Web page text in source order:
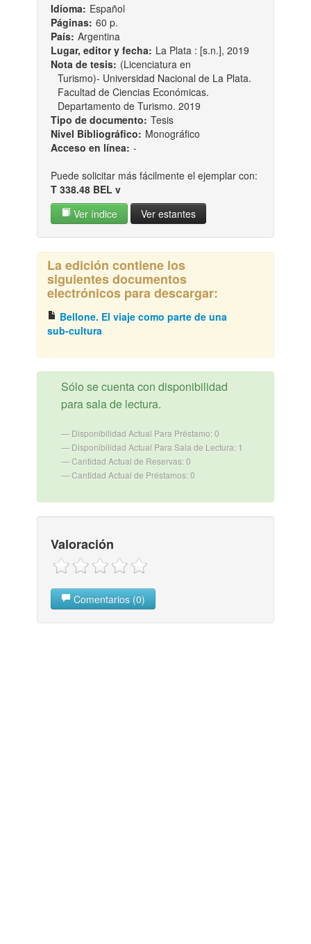
Idioma: Español
Páginas: 60 p.
País: Argentina
Lugar, editor y fecha: La Plata : [s.n.], 2019
Nota de tesis: (Licenciatura en
Turismo)- Universidad Nacional de La Plata.
Facultad de Ciencias Económicas.
Departamento de Turismo. 2019
Tipo de documento: Tesis
Nivel Bibliográfico: Monográfico
Acceso en línea: -
Puede solicitar más fácilmente el ejemplar con:
T 338.48 BEL v
Ver índice
Ver estantes
La edición contiene los
siguientes documentos
electrónicos para descargar:
Bellone. El viaje como parte de una
sub-cultura
Sólo se cuenta con disponibilidad
para sala de lectura.
Disponibilidad Actual Para Préstamo: 0
Disponibilidad Actual Para Sala de Lectura: 1
Cantidad Actual de Reservas: 0
Cantidad Actual de Préstamos: 0
Valoración
Comentarios (0)